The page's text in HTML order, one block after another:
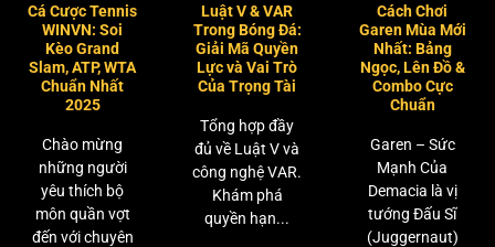
Cá Cược Tennis
WINVN: Soi
Kèo Grand
Slam, ATP, WTA
Chuẩn Nhất
2025
Chào mừng
những người
yêu thích bộ
môn quần vợt
đến với chuyên
Luật V & VAR
Trong Bóng Đá:
Giải Mã Quyền
Lực và Vai Trò
Của Trọng Tài
Tổng hợp đầy
đủ về Luật V và
công nghệ VAR.
Khám phá
quyền hạn...
Cách Chơi
Garen Mùa Mới
Nhất: Bảng
Ngọc, Lên Đồ &
Combo Cực
Chuẩn
Garen – Sức
Mạnh Của
Demacia là vị
tướng Đấu Sĩ
(Juggernaut)